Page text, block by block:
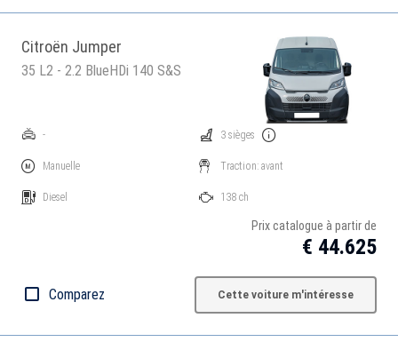
Citroën Jumper
35 L2 - 2.2 BlueHDi 140 S&S
-
Manuelle
Diesel
3 sièges
Traction: avant
138 ch
Prix catalogue à partir de
€ 44.625
Comparez Cette voiture m'intéresse